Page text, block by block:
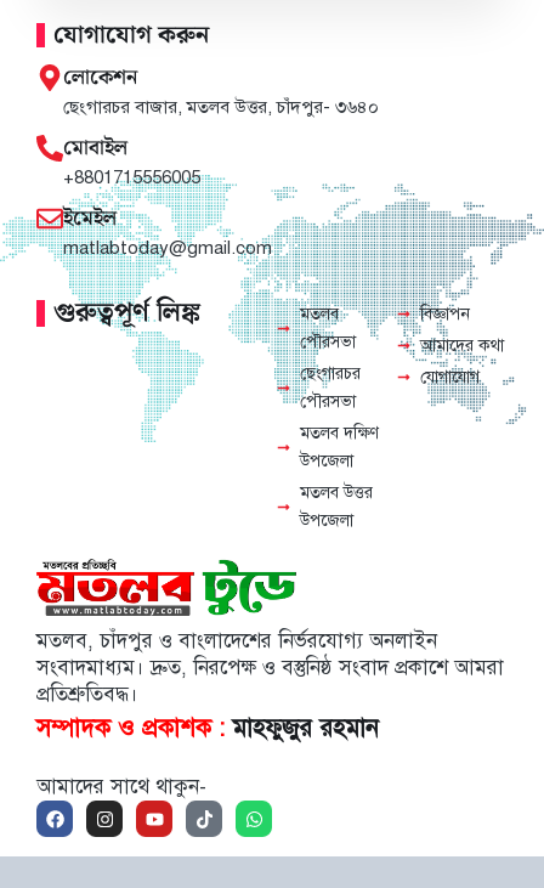
মতলব, চাঁদপুর ও বাংলাদেশের নির্ভরযোগ্য অনলাইন
সংবাদমাধ্যম। দ্রুত, নিরপেক্ষ ও বস্তুনিষ্ঠ সংবাদ প্রকাশে আমরা
প্রতিশ্রুতিবদ্ধ।
সম্পাদক ও প্রকাশক :মাহফুজুর রহমান
আমাদের সাথে থাকুন-
গুরুত্বপূর্ণ লিঙ্ক
মতলব
পৌরসভা
ছেংগারচর
পৌরসভা
মতলব দক্ষিণ
উপজেলা
মতলব উত্তর
উপজেলা
বিজ্ঞাপন
আমাদের কথা
যোগাযোগ
যোগাযোগ করুন
লোকেশন
ছেংগারচর বাজার, মতলব উত্তর, চাঁদপুর- ৩৬৪০
মোবাইল
+8801715556005
ইমেইল
matlabtoday@gmail.com